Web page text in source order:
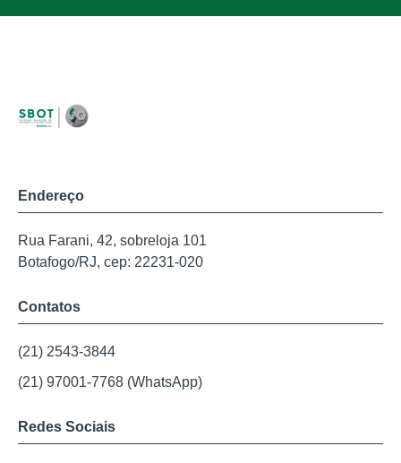
Endereço
Rua Farani, 42, sobreloja 101
Botafogo/RJ, cep: 22231-020
Contatos
(21) 2543-3844
(21) 97001-7768 (WhatsApp)
Redes Sociais